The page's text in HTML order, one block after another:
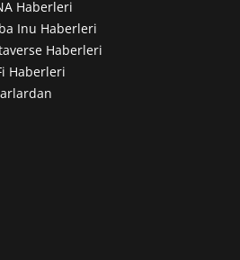
Haberleri
Inu Haberleri
Haberleri
Haberleri